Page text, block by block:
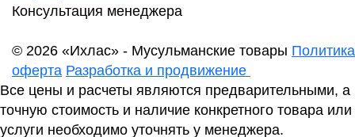
Консультация менеджера
© 2026 «Ихлас» - Мусульманские товары
оферта Разработка и продвижение
Все цены и расчеты являются предварительными, а
точную стоимость и наличие конкретного товара или
услуги необходимо уточнять у менеджера.